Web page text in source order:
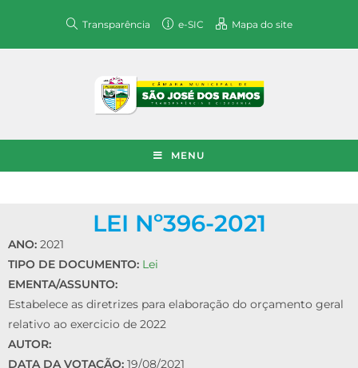
Transparência e-SIC Mapa do site
MENU
LEI Nº396-2021
ANO: 2021
TIPO DE DOCUMENTO: Lei
EMENTA/ASSUNTO:
Estabelece as diretrizes para elaboração do orçamento geral
relativo ao exercicio de 2022
AUTOR:
DATA DA VOTAÇÃO: 19/08/2021